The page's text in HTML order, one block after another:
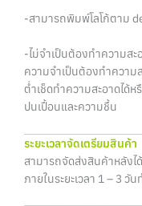
-สามารถพิมพ์โลโก้ตาม
-ไม่จำเป็นต้องทำความส
ความจำเป็นต้องทำความ
ตํ่าเช็ดทำความสะอาดได้ห
ปนเปื้อนและความชื้น
ระยะเวลาจัดเตรียมสินค้า
สามารถจัดส่งสินค้าหลังไ
ภายในระยะเวลา 1 – 3 วั